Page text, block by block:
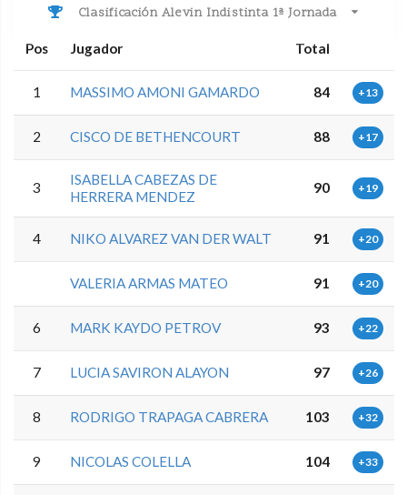
Clasificación Alevin Indistinta 1ª Jornada
Pos Jugador Total
1 MASSIMO AMONI GAMARDO 84 +13
2 CISCO DE BETHENCOURT 88 +17
3
ISABELLA CABEZAS DE
HERRERA MENDEZ
90 +19
4 NIKO ALVAREZ VAN DER WALT 91 +20
VALERIA ARMAS MATEO 91 +20
6 MARK KAYDO PETROV 93 +22
7 LUCIA SAVIRON ALAYON 97 +26
8 RODRIGO TRAPAGA CABRERA 103 +32
9 NICOLAS COLELLA 104 +33